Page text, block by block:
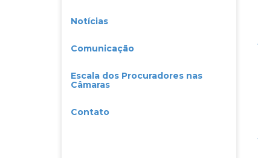
Notícias
Comunicação
Escala dos Procuradores nas
Câmaras
Contato